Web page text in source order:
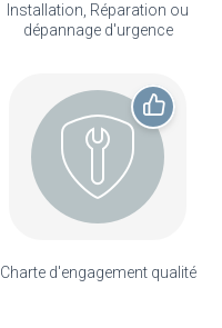
Installation, Réparation ou
dépannage d'urgence
Charte d'engagement qualité